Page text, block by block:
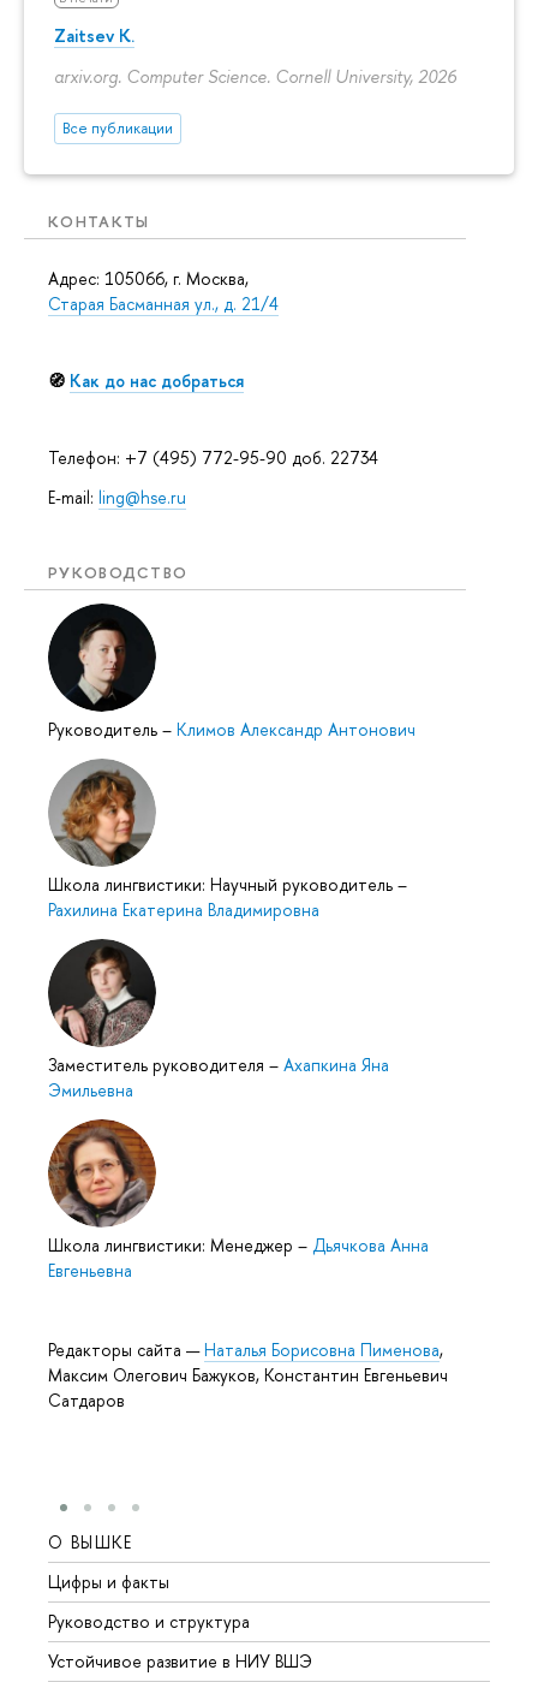
Zaitsev K.
arxiv.org. Computer Science. Cornell University, 2026
Все публикации
КОНТАКТЫ
Адрес: 105066, г. Москва,
Старая Басманная ул., д. 21/4
🧭 Как до нас добраться
Телефон: +7 (495) 772-95-90 доб. 22734
E-mail: ling@hse.ru
РУКОВОДСТВО
Руководитель – Климов Александр Антонович
Школа лингвистики: Научный руководитель –
Рахилина Екатерина Владимировна
Заместитель руководителя – Ахапкина Яна
Эмильевна
Школа лингвистики: Менеджер – Дьячкова Анна
Евгеньевна
Редакторы сайта —Наталья Борисовна Пименова,
Максим Олегович Бажуков, Константин Евгеньевич
Сатдаров
О ВЫШКЕ
Цифры и факты
Руководство и структура
Устойчивое развитие в НИУ ВШЭ